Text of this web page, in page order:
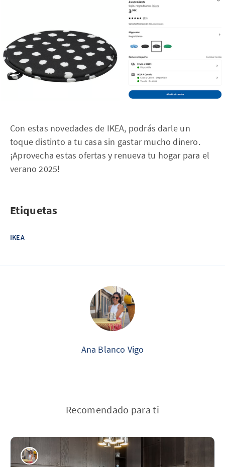
Con estas novedades de IKEA, podrás darle un
toque distinto a tu casa sin gastar mucho dinero.
¡Aprovecha estas ofertas y renueva tu hogar para el
verano 2025!
Etiquetas
IKEA
Ana Blanco Vigo
Recomendado para ti